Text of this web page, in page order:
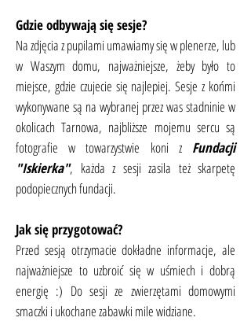
Gdzie odbywają się sesje?
Na zdjęcia z pupilami umawiamy się w plenerze, lub
w Waszym domu, najważniejsze, żeby było to
miejsce, gdzie czujecie się najlepiej. Sesje z końmi
wykonywane są na wybranej przez was stadninie w
okolicach Tarnowa, najbliższe mojemu sercu są
fotografie w towarzystwie koni z Fundacji
"Iskierka", każda z sesji zasila też skarpetę
podopiecznych fundacji.
Jak się przygotować?
Przed sesją otrzymacie dokładne informacje, ale
najważniejsze to uzbroić się w uśmiech i dobrą
energię :) Do sesji ze zwierzętami domowymi
smaczki i ukochane zabawki mile widziane.